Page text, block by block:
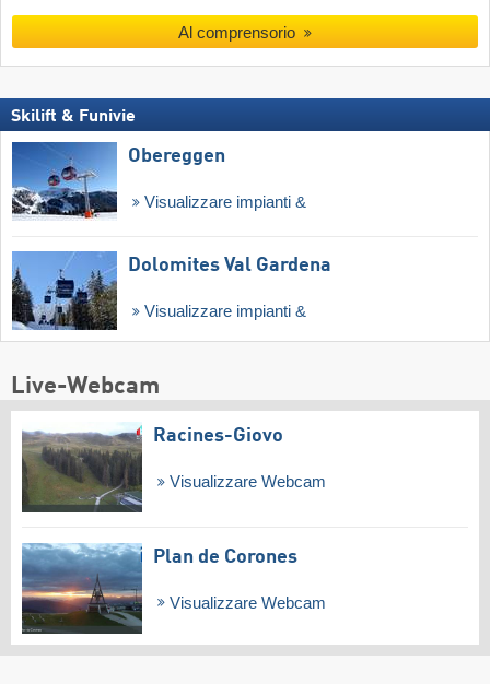
Al comprensorio
Skilift & Funivie
Obereggen
Visualizzare impianti &
Dolomites Val Gardena
Visualizzare impianti &
Live-Webcam
Racines-Giovo
Visualizzare Webcam
Plan de Corones
Visualizzare Webcam